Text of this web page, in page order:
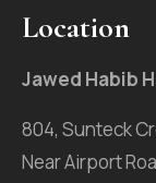
Location
Jawed Habib
804, Sunteck
Near Airport